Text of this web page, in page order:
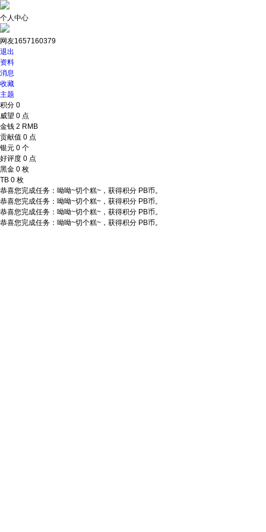
个人中心
网友1657160379
退出
资料
消息
收藏
主题
积分 0
威望 0 点
金钱 2 RMB
贡献值 0 点
银元 0 个
好评度 0 点
黑金 0 枚
TB 0 枚
恭喜您完成任务：呦呦~切个糕~，获得积分 PB币。
恭喜您完成任务：呦呦~切个糕~，获得积分 PB币。
恭喜您完成任务：呦呦~切个糕~，获得积分 PB币。
恭喜您完成任务：呦呦~切个糕~，获得积分 PB币。